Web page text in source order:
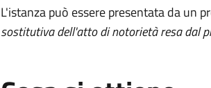
L'istanza può essere presentata da un
sostitutiva dell'atto di notorietà resa dal